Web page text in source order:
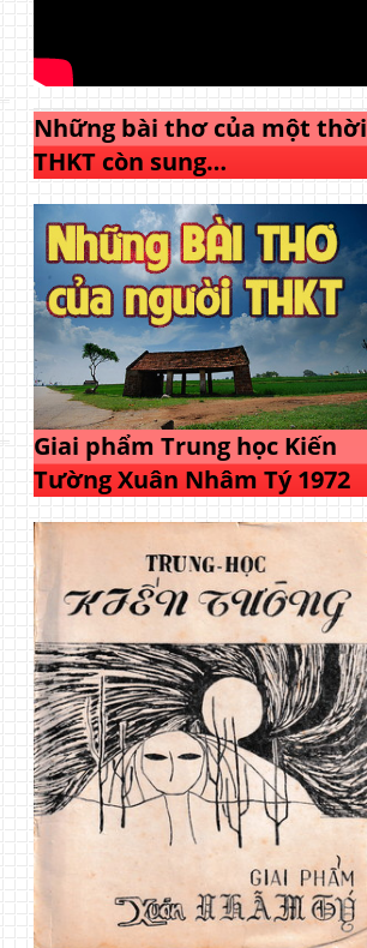
Những bài thơ của một thời
THKT còn sung…
Giai phẩm Trung học Kiến
Tường Xuân Nhâm Tý 1972